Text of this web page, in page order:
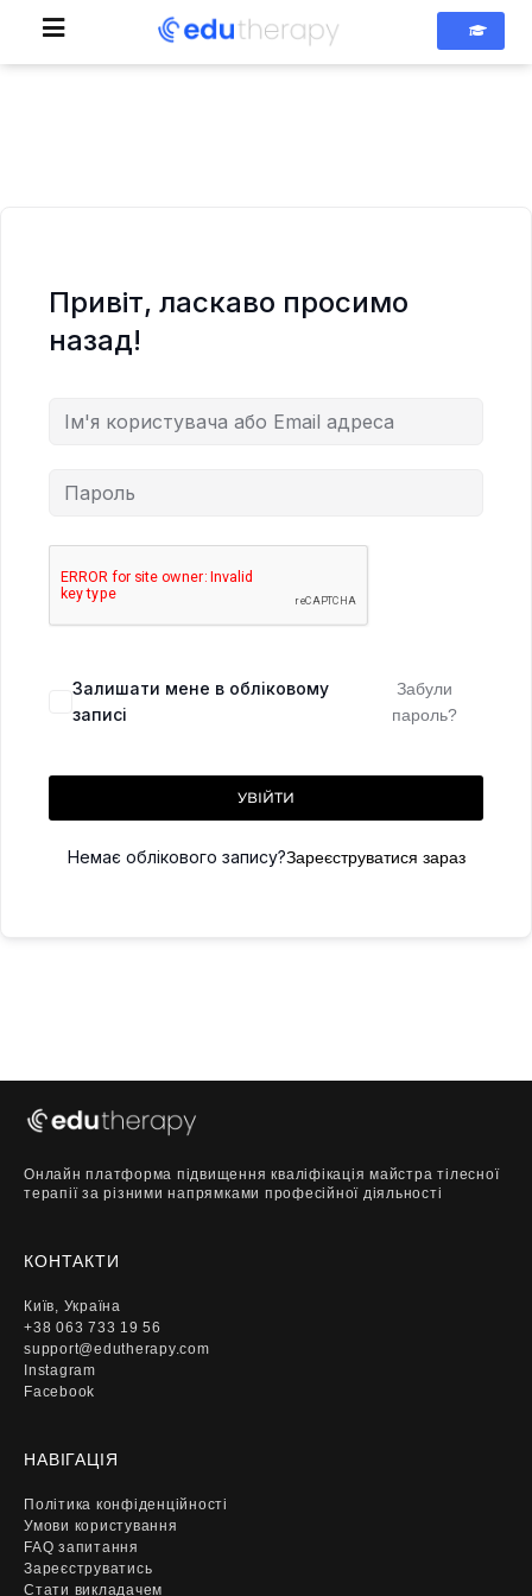
Привіт, ласкаво просимо
назад!
Залишати мене в обліковому
записі
Забули
пароль?
УВІЙТИ
Немає облікового запису?Зареєструватися зараз
Онлайн платформа підвищення кваліфікація майстра тілесної
терапії за різними напрямками професійної діяльності
КОНТАКТИ
Київ, Україна
+38 063 733 19 56
support@edutherapy.com
Instagram
Facebook
НАВІГАЦІЯ
Політика конфіденційності
Умови користування
FAQ запитання
Зареєструватись
Стати викладачем